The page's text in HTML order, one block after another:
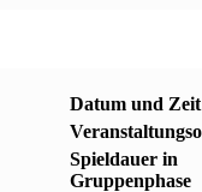
Datum und Zeit
Spieldauer in
Gruppenphase